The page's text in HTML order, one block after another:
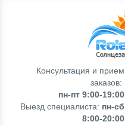
Консультация и прием
заказов:
пн-пт 9:00-19:00
Выезд специалиста: пн-сб
8:00-20:00